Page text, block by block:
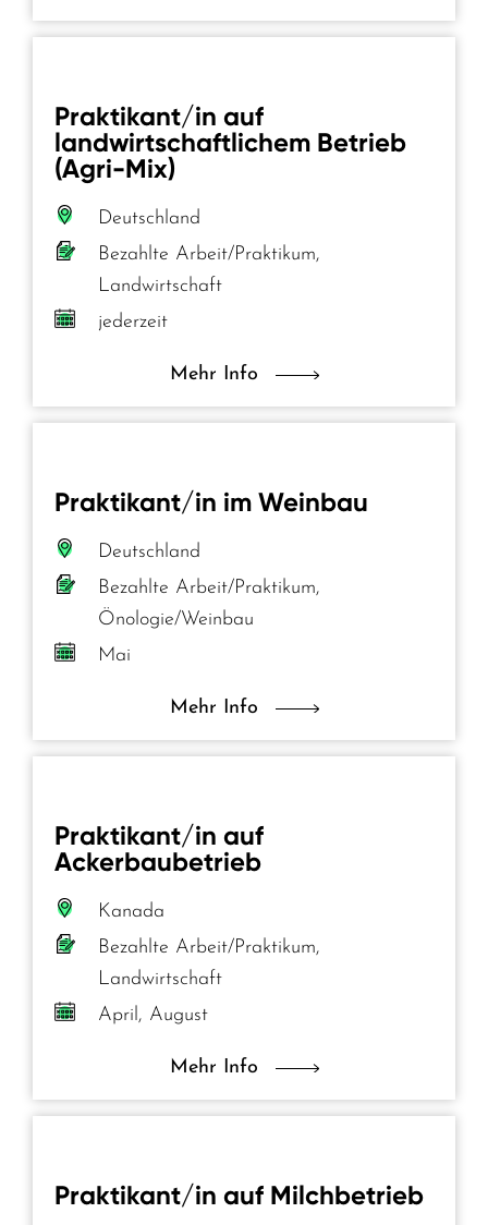
Praktikant/in auf
landwirtschaftlichem Betrieb
(Agri-Mix)
Deutschland
Bezahlte Arbeit/Praktikum,
Landwirtschaft
jederzeit
Mehr Info
Praktikant/in im Weinbau
Deutschland
Bezahlte Arbeit/Praktikum,
Önologie/Weinbau
Mai
Mehr Info
Praktikant/in auf
Ackerbaubetrieb
Kanada
Bezahlte Arbeit/Praktikum,
Landwirtschaft
April, August
Mehr Info
Praktikant/in auf Milchbetrieb